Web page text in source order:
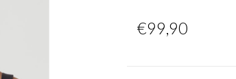
€99,90